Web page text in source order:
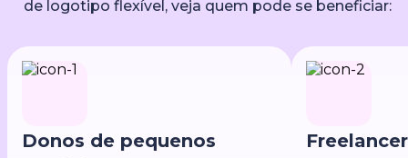
de logotipo flexível, veja quem pode se beneficiar:
Donos de pequenos